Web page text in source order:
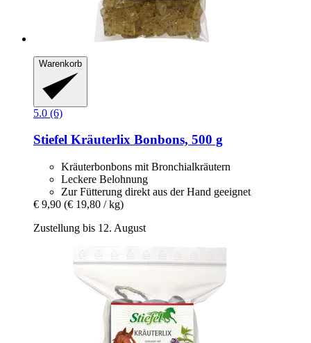
Warenkorb
5.0 (6)
Stiefel Kräuterlix Bonbons, 500 g
Kräuterbonbons mit Bronchialkräutern
Leckere Belohnung
Zur Fütterung direkt aus der Hand geeignet
€ 9,90 (€ 19,80 / kg)
Zustellung bis 12. August